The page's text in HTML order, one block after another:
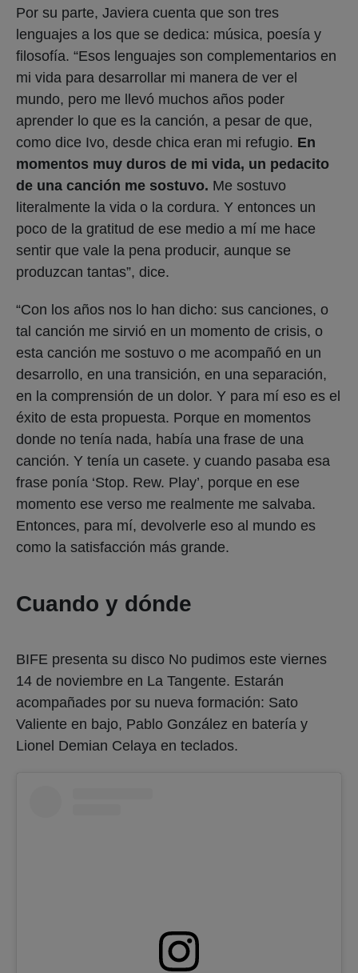
aprender lo que es la canción, a pesar de que,
como dice Ivo, desde chica eran mi refugio.En
momentos muy duros de mi vida, un pedacito
de una canción me sostuvo.Me sostuvo
literalmente la vida o la cordura. Y entonces un
poco de la gratitud de ese medio a mí me hace
sentir que vale la pena producir, aunque se
produzcan tantas”, dice.
“Con los años nos lo han dicho: sus canciones, o
tal canción me sirvió en un momento de crisis, o
esta canción me sostuvo o me acompañó en un
desarrollo, en una transición, en una separación,
éxito de esta propuesta. Porque en momentos
donde no tenía nada, había una frase de una
canción. Y tenía un casete. y cuando pasaba esa
frase ponía ‘Stop. Rew. Play’, porque en ese
momento ese verso me realmente me salvaba.
Entonces, para mí, devolverle eso al mundo es
como la satisfacción más grande.
Cuando y dónde
BIFE presenta su disco No pudimos este viernes
acompañades por su nueva formación: Sato
Valiente en bajo, Pablo González en batería y